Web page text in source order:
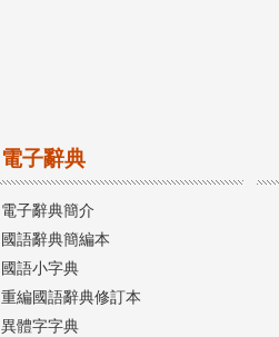
電子辭典
電子辭典簡介
國語辭典簡編本
國語小字典
重編國語辭典修訂本
異體字字典